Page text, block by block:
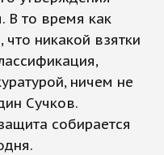
В то время как
никакой взятки
ничем не
Сучков.
собирается